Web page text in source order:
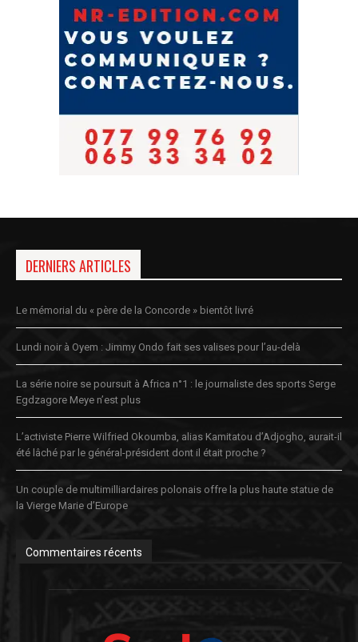
DERNIERS ARTICLES
Le mémorial du « père de la Concorde » bientôt livré
Lundi noir à Oyem : Jimmy Ondo fait ses valises pour l’au-delà
La série noire se poursuit à Africa n°1 : le journaliste des sports Serge
Egdzagore Meye n’est plus
L’activiste Pierre Wilfried Okoumba, alias Kamitatou d’Adjogho, aurait-il
été lâché par le général-président dont il était proche ?
Un couple de multimilliardaires polonais offre la plus haute statue de
la Vierge Marie d’Europe
Commentaires récents